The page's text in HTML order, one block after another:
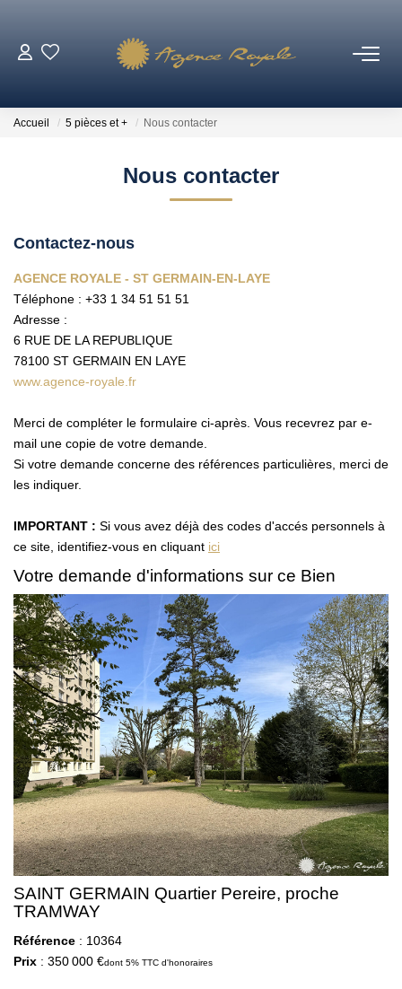
LOCATIONS
NOTRE AGENCE
Qui Sommes-Nous ?
Nos Actualités
Avis Clients
CONTACT
EN
Accueil 5 pièces et + Nous contacter
Nous contacter
Contactez-nous
AGENCE ROYALE - ST GERMAIN-EN-LAYE
Téléphone : +33 1 34 51 51 51
Adresse :
6 RUE DE LA REPUBLIQUE
78100 ST GERMAIN EN LAYE
www.agence-royale.fr
Merci de compléter le formulaire ci-après. Vous recevrez par e-
mail une copie de votre demande.
Si votre demande concerne des références particulières, merci de
les indiquer.
IMPORTANT : Si vous avez déjà des codes d'accés personnels à
ce site, identifiez-vous en cliquant ici
Votre demande d'informations sur ce Bien
SAINT GERMAIN Quartier Pereire, proche
TRAMWAY
Référence : 10364
Prix : 350 000 €dont 5% TTC d'honoraires